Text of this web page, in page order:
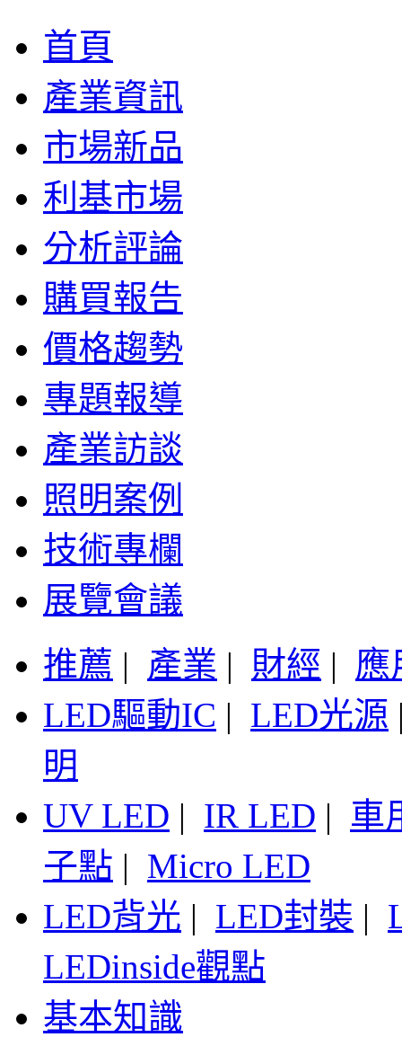
首頁
產業資訊
市場新品
利基市場
分析評論
購買報告
價格趨勢
專題報導
產業訪談
照明案例
技術專欄
展覽會議
推薦 | 產業 | 財經 | 應
LED驅動IC | LED光源
明
UV LED | IR LED | 車
子點 | Micro LED
LED背光 | LED封裝 |
LEDinside觀點
基本知識